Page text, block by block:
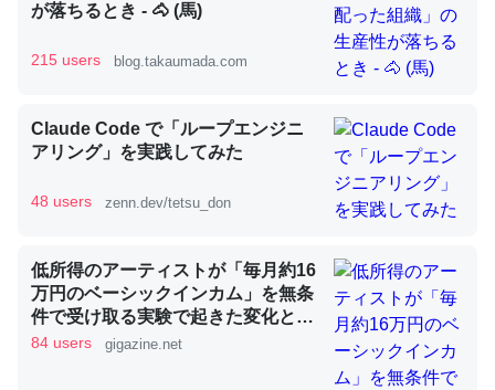
昆虫ってカルシウム少ないのか。知らんかった。調べたら
コオロギのカルシウム分はエビの600分の1程度。
利だから両方が拮抗してるのでは」とあって面白い。海に
いる鋏角類（カブトガニ・ウミグモ）はカルシウムを使わ
ずキチンを強化してる筈だが、酵素が違うのか？
─ニュース :: 【研究発表】昆虫学の大問題＝「昆虫はなぜ海にいな
が落ちるとき - 🐴 (馬)
215 users blog.takaumada.com
Claude Code で「ループエンジニ
アリング」を実践してみた
48 users zenn.dev/tetsu_don
低所得のアーティストが「毎月約16
万円のベーシックインカム」を無条
件で受け取る実験で起きた変化と
は？
84 users gigazine.net